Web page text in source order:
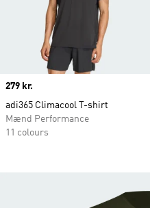
Price
279 kr.
adi365 Climacool T-shirt
Mænd Performance
11 colours